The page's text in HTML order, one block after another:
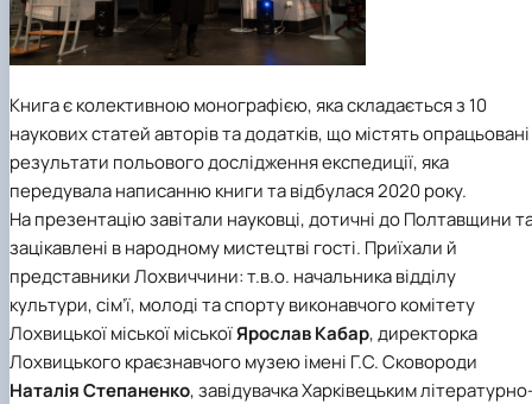
Книга є колективною монографією, яка складається з 10
наукових статей авторів та додатків, що містять опрацьовані
результати польового дослідження експедиції, яка
передувала написанню книги та відбулася 2020 року.
На презентацію завітали науковці, дотичні до Полтавщини
зацікавлені в народному мистецтві гості. Приїхали й
представники Лохвиччини: т.в.о. начальника відділу
культури, сім’ї, молоді та спорту виконавчого комітету
Лохвицької міської міськоїЯрослав Кабар, директорка
Лохвицького краєзнавчого музею імені Г.С. Сковороди
Наталія Степаненко, завідувачка Харківецьким